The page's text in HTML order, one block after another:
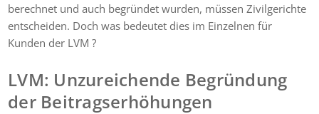
berechnet und auch begründet wurden, müssen Zivilgerichte
entscheiden. Doch was bedeutet dies im Einzelnen für
Kunden der LVM ?
LVM: Unzureichende Begründung
der Beitragserhöhungen